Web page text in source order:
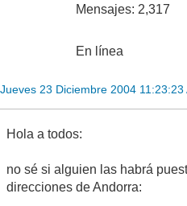
Mensajes: 2,317
En línea
Jueves 23 Diciembre 2004 11:23:23
Hola a todos:
no sé si alguien las habrá
direcciones de Andorra: